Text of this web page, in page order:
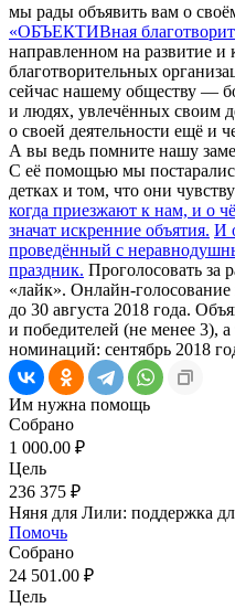
мы рады объявить вам о
«ОБЪЕКТИВная
направленном на развитие
благотворительных
сейчас нашему обществу —
и людях, увлечённых своим
о своей деятельности ещё и
А вы ведь помните нашу
С её помощью мы
детках и том, что они
когда приезжают к нам, и о
значат искренние объятия. И
проведённый с
праздник. Проголосовать за
«лайк». Онлайн-
до 30 августа 2018 года.
и победителей (не менее 3),
номинаций: сентябрь 2018
Им нужна помощь
Собрано
1 000.00 ₽
Цель
236 375 ₽
Няня для Лили: поддержка
Помочь
Собрано
24 501.00 ₽
Цель